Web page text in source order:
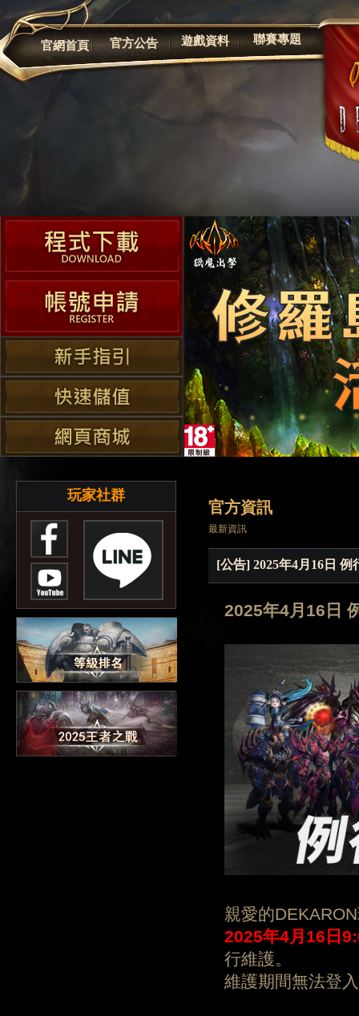
官網首頁 官方公告 遊戲資料 聯賽專題
玩家社群
官方資訊
最新資訊
[公告] 2025年4月16日
2025年4月 16 日
親愛的
2025年4月 16 日 9
行維護。
維護期間無法登